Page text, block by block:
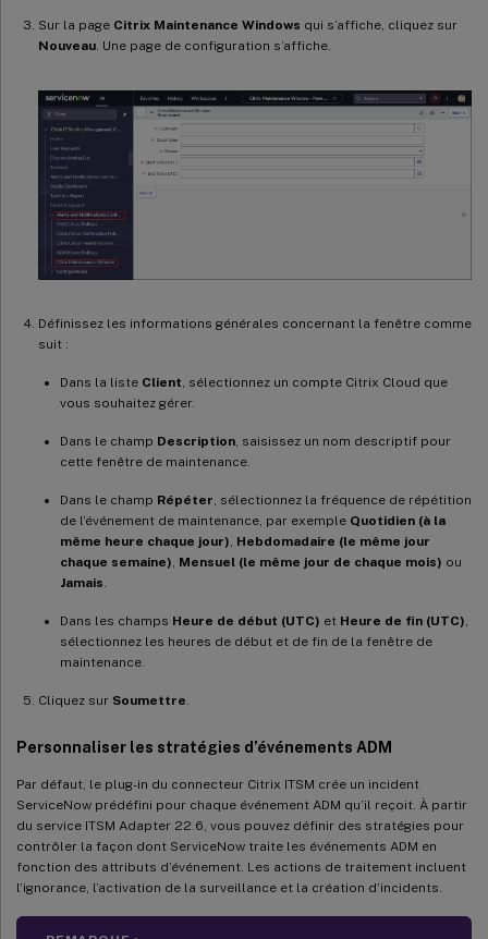
Sur la page Citrix Maintenance Windows qui s’affiche, cliquez sur
Nouveau. Une page de configuration s’affiche.
Définissez les informations générales concernant la fenêtre comme
suit :
Dans la liste Client, sélectionnez un compte Citrix Cloud que
vous souhaitez gérer.
Dans le champ Description, saisissez un nom descriptif pour
cette fenêtre de maintenance.
Dans le champ Répéter, sélectionnez la fréquence de répétition
de l’événement de maintenance, par exemple Quotidien (à la
même heure chaque jour), Hebdomadaire (le même jour
chaque semaine), Mensuel (le même jour de chaque mois) ou
Jamais.
Dans les champs Heure de début (UTC) et Heure de fin (UTC),
sélectionnez les heures de début et de fin de la fenêtre de
maintenance.
Cliquez sur Soumettre.
Personnaliser les stratégies d’événements ADM
Par défaut, le plug-in du connecteur Citrix ITSM crée un incident
ServiceNow prédéfini pour chaque événement ADM qu’il reçoit. À partir
du service ITSM Adapter 22.6, vous pouvez définir des stratégies pour
contrôler la façon dont ServiceNow traite les événements ADM en
fonction des attributs d’événement. Les actions de traitement incluent
l’ignorance, l’activation de la surveillance et la création d’incidents.